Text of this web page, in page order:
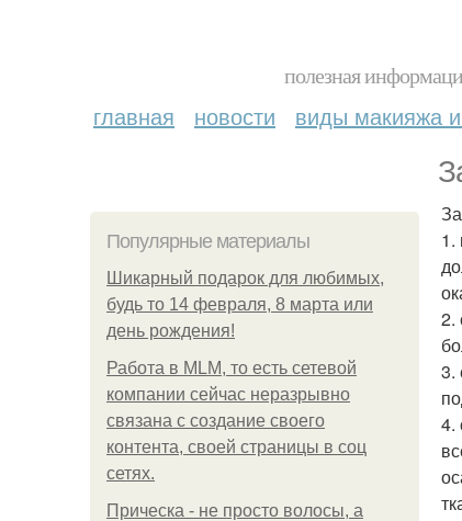
полезная
главная новости виды макияжа
Популярные материалы
Шикарный подарок для любимых,
будь то 14 февраля, 8 марта или
день рождения!
Работа в MLM, то есть сетевой
компании сейчас неразрывно
связана с создание своего
контента, своей страницы в соц
сетях.
Прическа - не просто волосы, а
1.
2.
3.
4.